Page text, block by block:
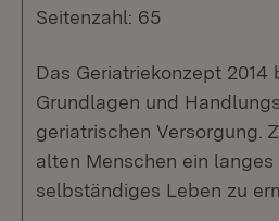
Seitenzahl: 65
Das Geriatriekonzept 2014
Grundlagen und
geriatrischen Versorgung.
alten Menschen ein
selbständiges Leben zu